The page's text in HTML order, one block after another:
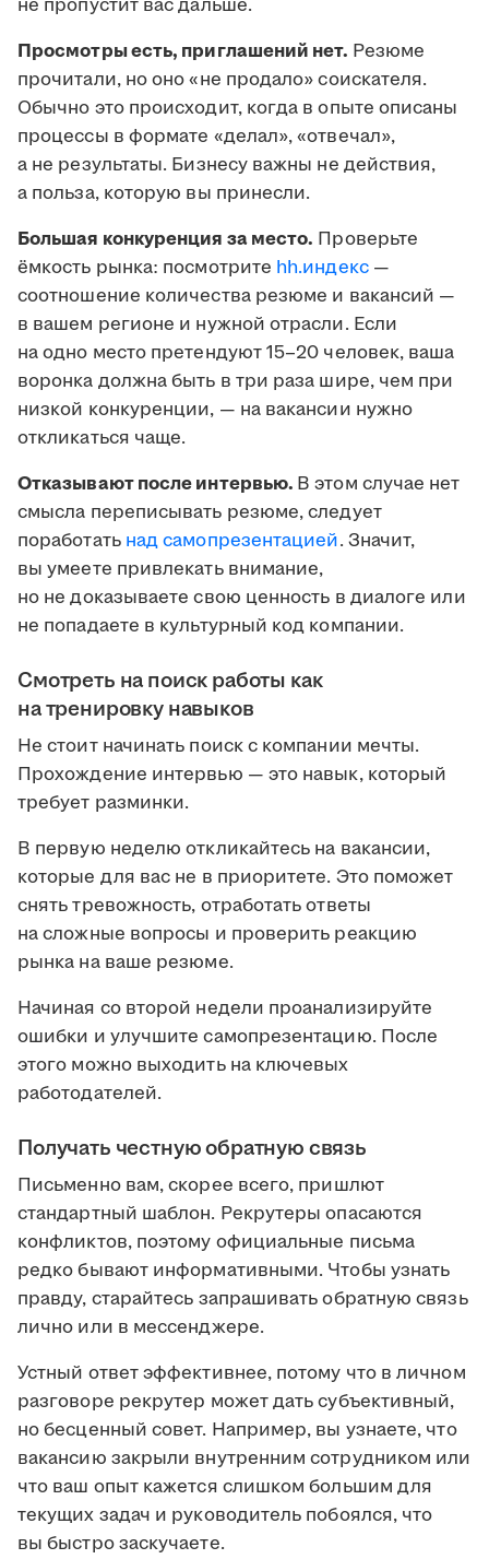
не пропустит вас дальше.
Просмотры есть, приглашений нет. Резюме
прочитали, но оно «не продало» соискателя.
Обычно это происходит, когда в опыте описаны
процессы в формате «делал», «отвечал»,
а не результаты. Бизнесу важны не действия,
а польза, которую вы принесли.
Большая конкуренция за место. Проверьте
ёмкость рынка: посмотрите hh.индекс—
соотношение количества резюме и вакансий —
в вашем регионе и нужной отрасли. Если
на одно место претендуют 15–20 человек, ваша
воронка должна быть в три раза шире, чем при
низкой конкуренции, — на вакансии нужно
откликаться чаще.
Отказывают после интервью. В этом случае нет
смысла переписывать резюме, следует
поработать над самопрезентацией. Значит,
вы умеете привлекать внимание,
но не доказываете свою ценность в диалоге или
не попадаете в культурный код компании.
Смотреть на поиск работы как
на тренировку навыков
Не стоит начинать поиск с компании мечты.
Прохождение интервью — это навык, который
требует разминки.
В первую неделю откликайтесь на вакансии,
которые для вас не в приоритете. Это поможет
снять тревожность, отработать ответы
на сложные вопросы и проверить реакцию
рынка на ваше резюме.
Начиная со второй недели проанализируйте
ошибки и улучшите самопрезентацию. После
этого можно выходить на ключевых
работодателей.
Получать честную обратную связь
Письменно вам, скорее всего, пришлют
стандартный шаблон. Рекрутеры опасаются
конфликтов, поэтому официальные письма
редко бывают информативными. Чтобы узнать
правду, старайтесь запрашивать обратную связь
лично или в мессенджере.
Устный ответ эффективнее, потому что в личном
разговоре рекрутер может дать субъективный,
но бесценный совет. Например, вы узнаете, что
вакансию закрыли внутренним сотрудником или
что ваш опыт кажется слишком большим для
текущих задач и руководитель побоялся, что
вы быстро заскучаете.